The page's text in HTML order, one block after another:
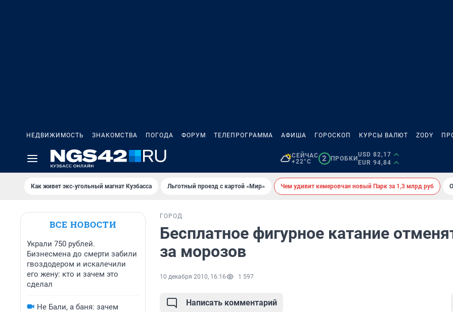
НЕДВИЖИМОСТЬ ЗНАКОМСТВА ПОГОДА ФОРУМ ТЕЛЕПРОГРАММА АФИША ГОРОСКОП КУРСЫ ВАЛЮТ ZODY
СЕЙЧАС
+22°C
2 ПРОБКИ
USD 82,17
EUR 94,84
Как живет экс-угольный магнат Кузбасса Льготный проезд с картой «Мир» Чем удивит кемеровчан новый Парк за 1,3 млрд руб
ВСЕ НОВОСТИ
Украли 750 рублей.
Бизнесмена до смерти забили
гвоздодером и искалечили
его жену: кто и зачем это
сделал
Не Бали, а баня: зачем
ГОРОД
Бесплатное фигурное катание
за морозов
10 декабря 2010, 16:16 1 597
Написать комментарий